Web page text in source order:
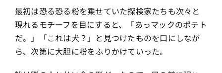
最初は恐る恐る粉を乗せていた探検家たちも次々と
現れるモチーフを目にすると、「あっマックのポテト
だ。」「これは犬？」と見つけたものを口にしなが
ら、次第に大胆に粉をふりかけていった。